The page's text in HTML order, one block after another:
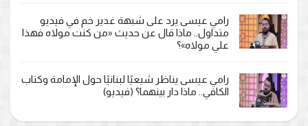
رامي عيسى يرد على شبهة غدير خم في فيديو
متداول.. ماذا قال عن حديث «من كنت مولاه فهذا
علي مولاه»؟
رامي عيسى يناظر شيعيًا لبنانيًا حول الإمامة وكتاب
الكافي.. ماذا دار بينهما؟ (فيديو)